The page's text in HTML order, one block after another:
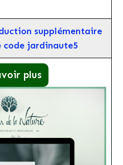
supplémentaire
code jardinaute5
plus